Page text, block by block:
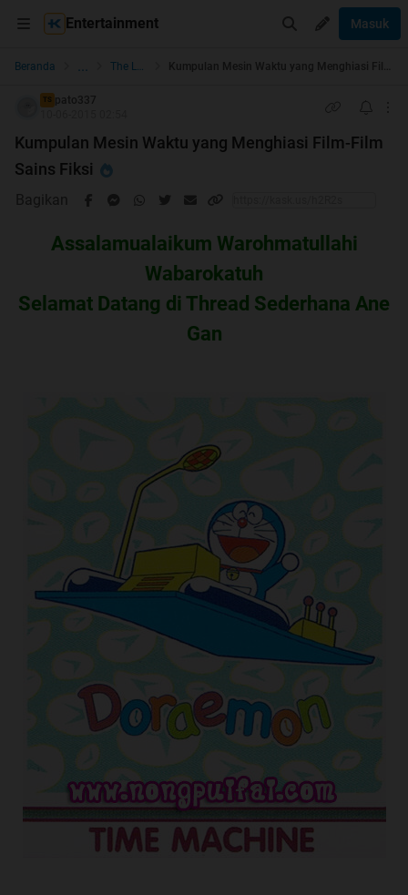
Entertainment Masuk
Beranda ... The Lounge
TS pato337
Kumpulan Mesin Waktu yang Menghiasi Film-Film
Sains Fiksi
Bagikan
Assalamualaikum Warohmatullahi
Wabarokatuh
Selamat Datang di Thread Sederhana Ane
Gan